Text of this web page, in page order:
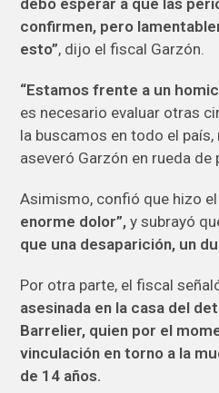
debo esperar a que las
confirmen, pero
esto”, dijo el fiscal Garzón.
“Estamos frente a un
es necesario evaluar otras
la buscamos en todo el país,
aseveró Garzón en rueda de
Asimismo, confió que hizo
enorme dolor”, y subrayó
que una desaparición, un
Por otra parte, el fiscal
asesinada en la casa del
Barrelier, quien por el
vinculación en torno a la
de 14 años.